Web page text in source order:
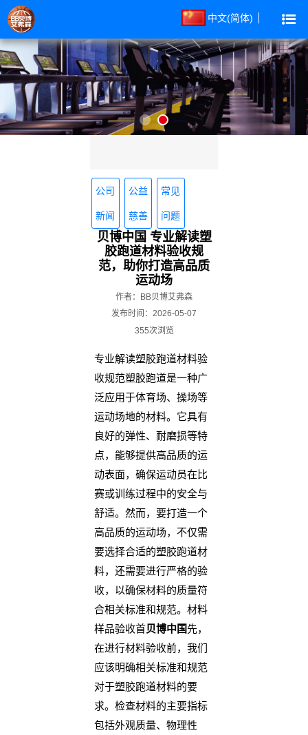
中文(简体)
公司
新闻
公益
慈善
常见
问题
贝博中国 专业解读塑
胶跑道材料验收规
范，助你打造高品质
运动场
作者：BB贝博艾弗森
发布时间：2026-05-07
355次浏览
专业解读塑胶跑道材料验
收规范塑胶跑道是一种广
泛应用于体育场、操场等
运动场地的材料。它具有
良好的弹性、耐磨损等特
点，能够提供高品质的运
动表面，确保运动员在比
赛或训练过程中的安全与
舒适。然而，要打造一个
高品质的运动场，不仅需
要选择合适的塑胶跑道材
料，还需要进行严格的验
收，以确保材料的质量符
合相关标准和规范。材料
样品验收首贝博中国先，
在进行材料验收前，我们
应该明确相关标准和规范
对于塑胶跑道材料的要
求。检查材料的主要指标
包括外观质量、物理性